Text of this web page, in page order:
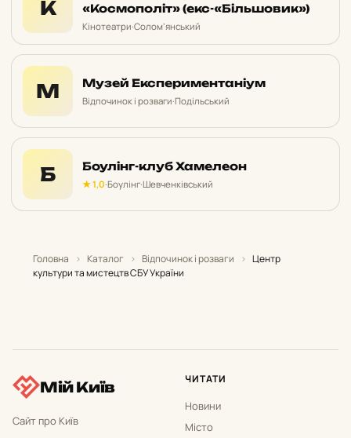
К
«Космополіт» (екс-«Більшовик»)
Кінотеатри·Солом’янський
М Музей Експериментаніум
Відпочинок і розваги·Подільський
Б Боулінг-клуб Хамелеон
★ 1,0·Боулінг·Шевченківський
Головна › Каталог › Відпочинок і розваги › Центр
культури та мистецтв СБУ України
Мій Київ
Сайт про Київ
ЧИТАТИ
Новини
Місто